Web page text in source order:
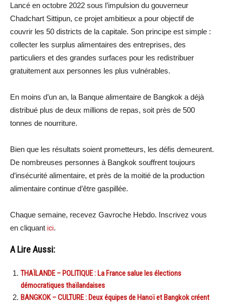
Lancé en octobre 2022 sous l’impulsion du gouverneur
Chadchart Sittipun, ce projet ambitieux a pour objectif de
couvrir les 50 districts de la capitale. Son principe est simple :
collecter les surplus alimentaires des entreprises, des
particuliers et des grandes surfaces pour les redistribuer
gratuitement aux personnes les plus vulnérables.
En moins d’un an, la Banque alimentaire de Bangkok a déjà
distribué plus de deux millions de repas, soit près de 500
tonnes de nourriture.
Bien que les résultats soient prometteurs, les défis demeurent.
De nombreuses personnes à Bangkok souffrent toujours
d’insécurité alimentaire, et près de la moitié de la production
alimentaire continue d’être gaspillée.
Chaque semaine, recevez Gavroche Hebdo. Inscrivez vous
en cliquant ici.
A Lire Aussi:
THAÏLANDE – POLITIQUE : La France salue les élections
démocratiques thaïlandaises
BANGKOK – CULTURE : Deux équipes de Hanoï et Bangkok créent